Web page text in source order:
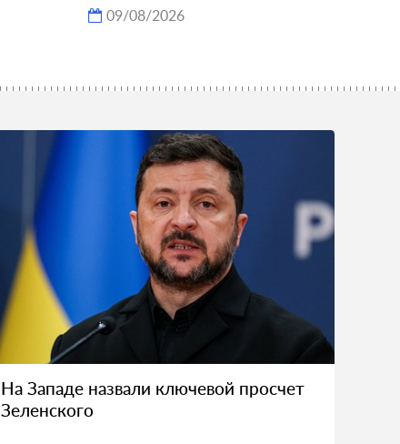
09/08/2026
На Западе назвали ключевой просчет
Зеленского